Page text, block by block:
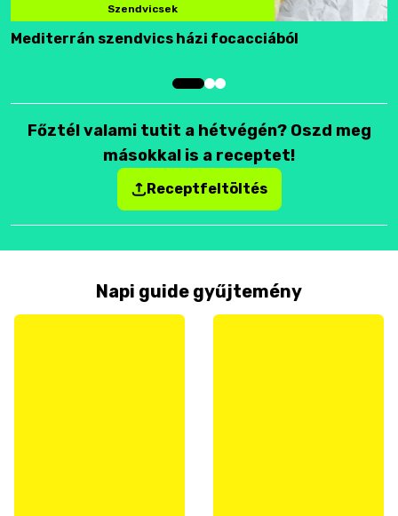
Szendvicsek
Mediterrán szendvics házi focacciából
Főztél valami tutit a hétvégén? Oszd meg
másokkal is a receptet!
Receptfeltöltés
Napi guide gyűjtemény